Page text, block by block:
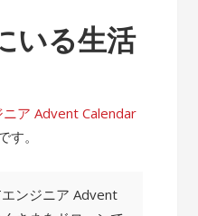
いる生活
ア Advent Calendar
す。
エンジニア Advent